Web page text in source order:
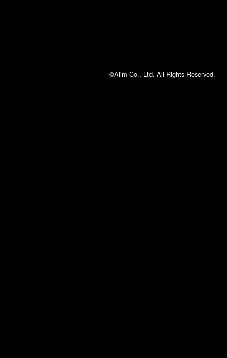
©Alim Co., Ltd. All Rights Reserved.